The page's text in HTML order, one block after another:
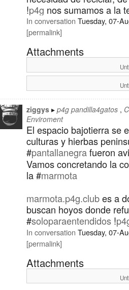
!p4g nos sumamos a la
expandiendo, poniendo
totalmente en español
nos encanta lo que
Si les ha picado el
ver. Yo prefiero #lynx
hacen de #proxypara
firefox) y alguno que
gopher en #fdroid). La
como cualquier otra:
lynxgopher://
Quieren conocer más
sus hoyos ( #
empezar por aquí:
lynxgopher://
Pasen que el espacio es
!foss!cli!nodesktop!
In conversation Tuesday, 07-
permalink
Attachments
ziggys p4g pandilla4gatos
Enviroment
El espacio bajotierra se
culturas y hierbas
#pantallanegrafueron
Vamos concretando la
la #marmota
marmota.p4g.clubes a
buscan hoyos donde
#soloparaentendidos !
In conversation Tuesday, 07-
permalink
Attachments